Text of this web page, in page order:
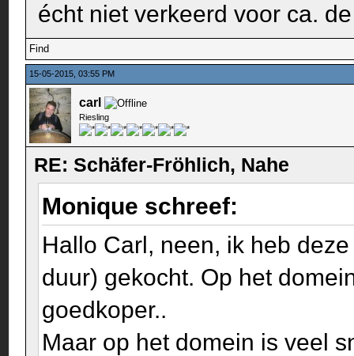
écht niet verkeerd voor ca.
Find
15-05-2015, 03:55 PM
carl
Riesling
RE: Schäfer-Fröhlich, Nahe
Monique schreef:
Hallo Carl, neen, ik heb
duur) gekocht. Op het
goedkoper..
Maar op het domein is veel